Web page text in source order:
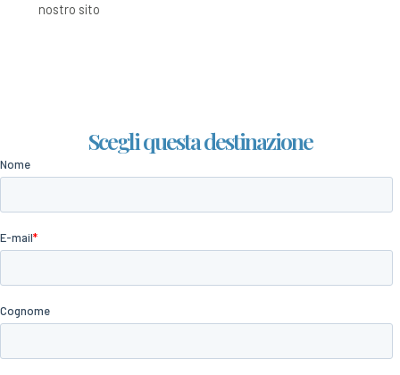
nostro sito
Scegli questa destinazione